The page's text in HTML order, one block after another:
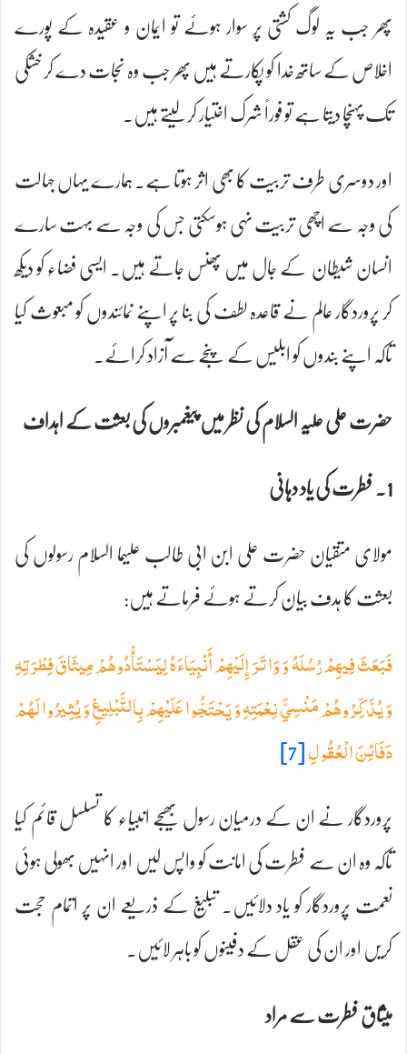
پھر جب یہ لوگ کشتی پر سوار ہوئے تو ایمان و عقیدہ کے پورے
اخلاص کے ساتھ خدا کو پکارتے ہیں پھر جب وہ نجات دے کر خشکی
تک پہنچا دیتا ہے تو فوراً شرک اختیار کرلیتے ہیں۔
اور دوسری طرف تربیت کا بھی اثر ہوتا ہے۔ ہمارے یہاں جہالت
کی وجہ سے اچھی تربیت نہی ہوسکتی جس کی وجہ سے بہت سارے
انسان شیطان کے جال میں پھنس جاتے ہیں۔ ایسی فضاء کو دیکھ
کر پروردگار عالم نے قاعدہ لطف کی بنا پر اپنے نمائندوں کو مبعوث کیا
تاکہ اپنے بندوں کو ابلیس کے پنجے سے آزاد کرائے۔
حضرت علی علیہ السلام کی نظر میں پیغمبروں کی بعثت کے اہداف
1۔ فطرت کی یاد دہانی
مولای متقیان حضرت علی ابن ابی طالب علیہما السلام رسولوں کی
بعثت کا ہدف بیان کرتے ہوئے فرماتے ہیں:
فَبَعَثَ فِيهِمْ رُسُلَهُ وَ وَاتَرَ إِلَيْهِمْ أَنْبِيَاءَهُ لِيَسْتَأْدُوهُمْ مِيثَاقَ فِطْرَتِهِ
وَ يُذَكِّرُوهُمْ مَنْسِيَّ نِعْمَتِهِ وَ يَحْتَجُّوا عَلَيْهِمْ بِالتَّبْلِيغِ وَ يُثِيرُوا لَهُمْ
دَفَائِنَ الْعُقُولِ[7]
پروردگار نے ان کے درمیان رسول بھیجے انبیاء کا تسلسل قائم کیا
تاکہ وہ ان سے فطرت کی امانت کو واپس لیں اور انہیں بھولی ہوئی
نعمت پروردگار کو یاد دلائیں۔ تبلیغ کے ذریعے ان پر اتمام حجت
کریں اور ان کی عقل کے دفینوں کو باہر لائیں۔
میثاق فطرت سے مراد